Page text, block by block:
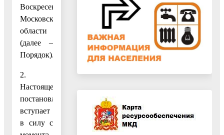
Воскресенск
Московской
области
(далее –
Порядок).
2.
Настоящее
постановление
вступает
в силу с